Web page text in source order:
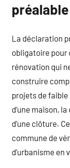
La déclaration
obligatoire pour
rénovation qui
construire
projets de faible
d’une maison,
d’une clôture.
commune de
d’urbanisme en